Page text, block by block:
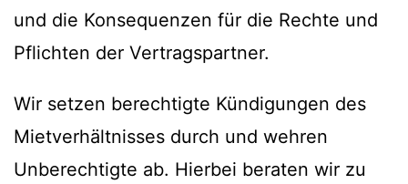
und die Konsequenzen für die Rechte und
Pflichten der Vertragspartner.
Wir setzen berechtigte Kündigungen des
Mietverhältnisses durch und wehren
Unberechtigte ab. Hierbei beraten wir zu